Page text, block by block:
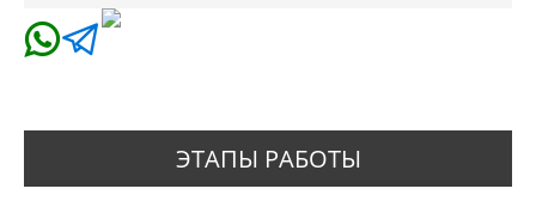
ЭТАПЫ РАБОТЫ